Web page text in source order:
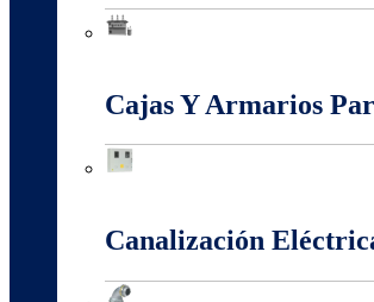
Cajas Y Armarios
Canalización